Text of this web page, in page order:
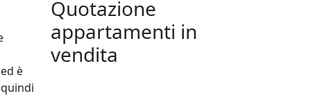
è
Quotazione
appartamenti in
vendita